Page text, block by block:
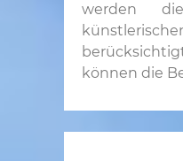
werden die
können die